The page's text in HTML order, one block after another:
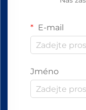
E-mail
Jméno